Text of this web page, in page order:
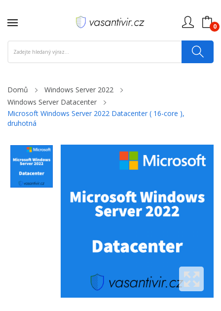
0
Domů
Windows Server 2022
Windows Server Datacenter
Microsoft Windows Server 2022 Datacenter ( 16-core ),
druhotná